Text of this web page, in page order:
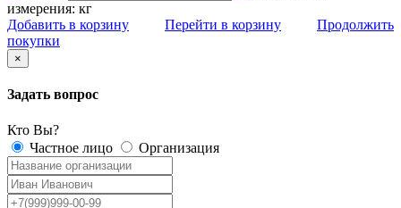
измерения: кг
Добавить в корзину
Перейти в корзину
Продолжить
покупки
×
Задать вопрос
Кто Вы?
Частное лицо
Организация